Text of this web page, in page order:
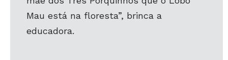
Mau está na floresta”, brinca a
educadora.